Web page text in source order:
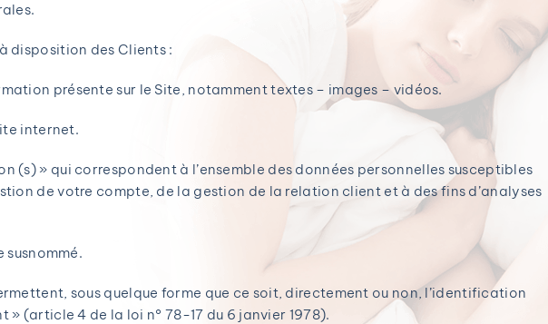
disposition des Clients :
présente sur le Site, notamment textes – images – vidéos.
internet.
(s) » qui correspondent à l’ensemble des données personnelles susceptibles
de votre compte, de la gestion de la relation client et à des fins d’analyses
sous quelque forme que ce soit, directement ou non, l’identification
» (article 4 de la loi n° 78-17 du 6 janvier 1978).